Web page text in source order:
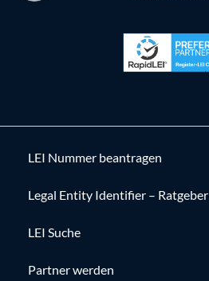
LEI Nummer beantragen
Legal Entity Identifier – Ratgeber
LEI Suche
Partner werden